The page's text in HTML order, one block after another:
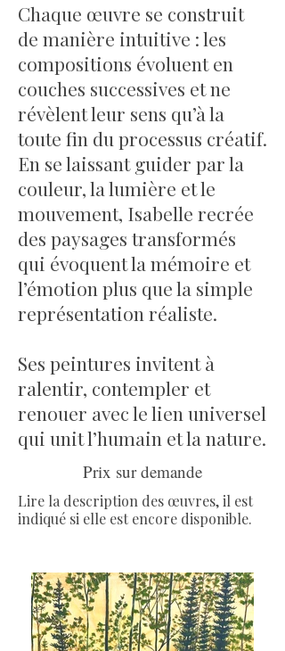
Chaque œuvre se construit
de manière intuitive : les
compositions évoluent en
couches successives et ne
révèlent leur sens qu’à la
toute fin du processus créatif.
En se laissant guider par la
couleur, la lumière et le
mouvement, Isabelle recrée
des paysages transformés
qui évoquent la mémoire et
l’émotion plus que la simple
représentation réaliste.
Ses peintures invitent à
ralentir, contempler et
renouer avec le lien universel
qui unit l’humain et la nature.
Prix sur demande
Lire la description des œuvres, il est
indiqué si elle est encore disponible.